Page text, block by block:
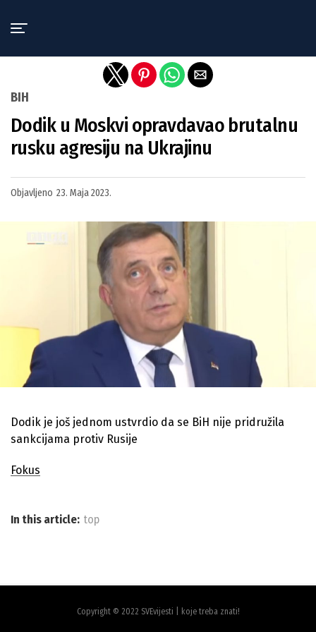
BIH
Dodik u Moskvi opravdavao brutalnu
rusku agresiju na Ukrajinu
Objavljeno 23. Maja 2023.
Dodik je još jednom ustvrdio da se BiH nije pridružila
sankcijama protiv Rusije
Fokus
In this article: top
Copyright © 2022 SVEvijesti | koje treba znati!